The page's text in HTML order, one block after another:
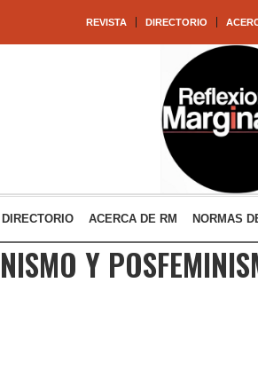
REVISTA DIRECTORIO
DIRECTORIO ACERCA DE RM NORMAS
Y